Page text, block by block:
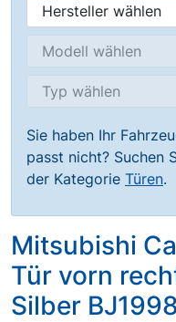
Sie haben Ihr
passt nicht? Suchen
der Kategorie Türen.
Mitsubishi
Tür vorn
Silber BJ1998